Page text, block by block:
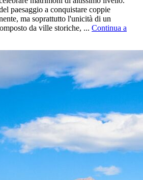
paesaggio a conquistare coppie
ma soprattutto l'unicità di un
da ville storiche, ... Continua a